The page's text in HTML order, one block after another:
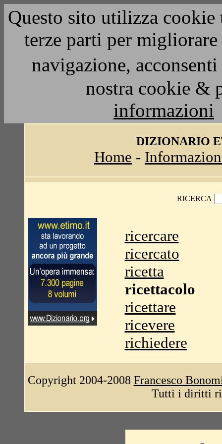
Questo sito utilizza
terze parti per
navigazione,
nostra cookie &
informazioni
DIZIONARIO
Home -
RICERCA
ricercare
ricercato
ricetta
ricettacolo
ricettare
ricevere
richiedere
Copyright 2004-2008 Francesco
Tutti i diritti